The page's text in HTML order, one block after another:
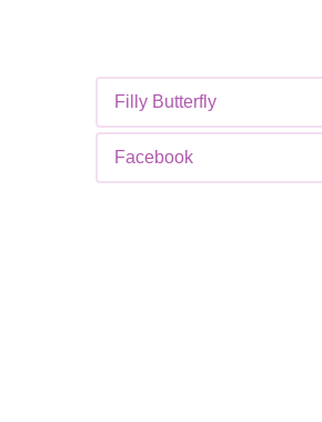
Filly Butterfly
Facebook